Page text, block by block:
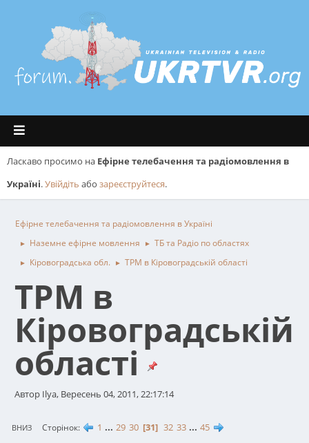
Ласкаво просимо на Ефірне телебачення та радіомовлення в
Україні.Увійдіть або зареєструйтеся.
Ефірне телебачення та радіомовлення в Україні
► Наземне ефірне мовлення ► ТБ та Радіо по областях
► Кіровоградська обл. ► ТРМ в Кiровоградськiй областi
ТРМ в
Кiровоградськiй
областi
Автор Ilya, Вересень 04, 2011, 22:17:14
ВНИЗ Сторінок 1 ... 29 30 31 32 33 ... 45